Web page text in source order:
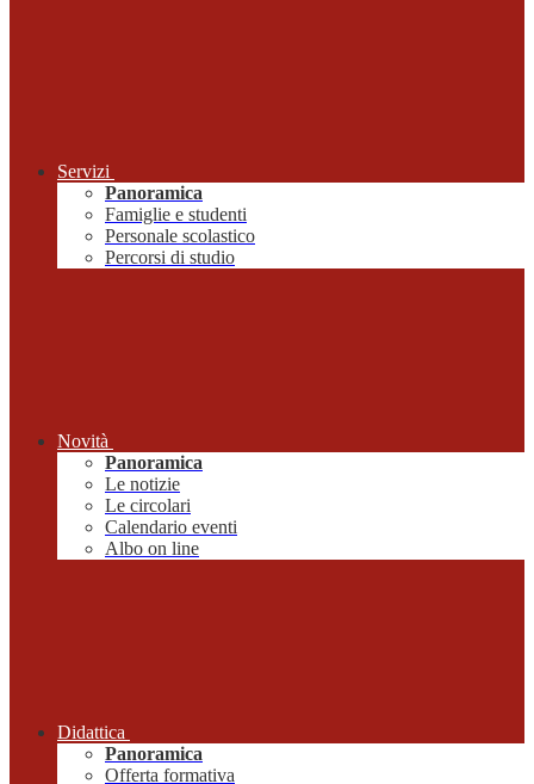
Servizi
Panoramica
Famiglie e studenti
Personale scolastico
Percorsi di studio
Novità
Panoramica
Le notizie
Le circolari
Calendario eventi
Albo on line
Didattica
Panoramica
Offerta formativa